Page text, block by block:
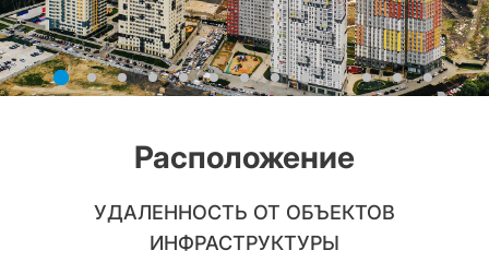
Расположение
УДАЛЕННОСТЬ ОТ ОБЪЕКТОВ
ИНФРАСТРУКТУРЫ